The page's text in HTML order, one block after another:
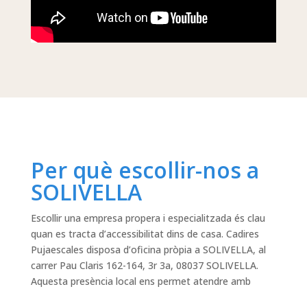
Per què escollir-nos a
SOLIVELLA
Escollir una empresa propera i especialitzada és clau
quan es tracta d’accessibilitat dins de casa. Cadires
Pujaescales disposa d’oficina pròpia a SOLIVELLA, al
carrer Pau Claris 162-164, 3r 3a, 08037 SOLIVELLA.
Aquesta presència local ens permet atendre amb